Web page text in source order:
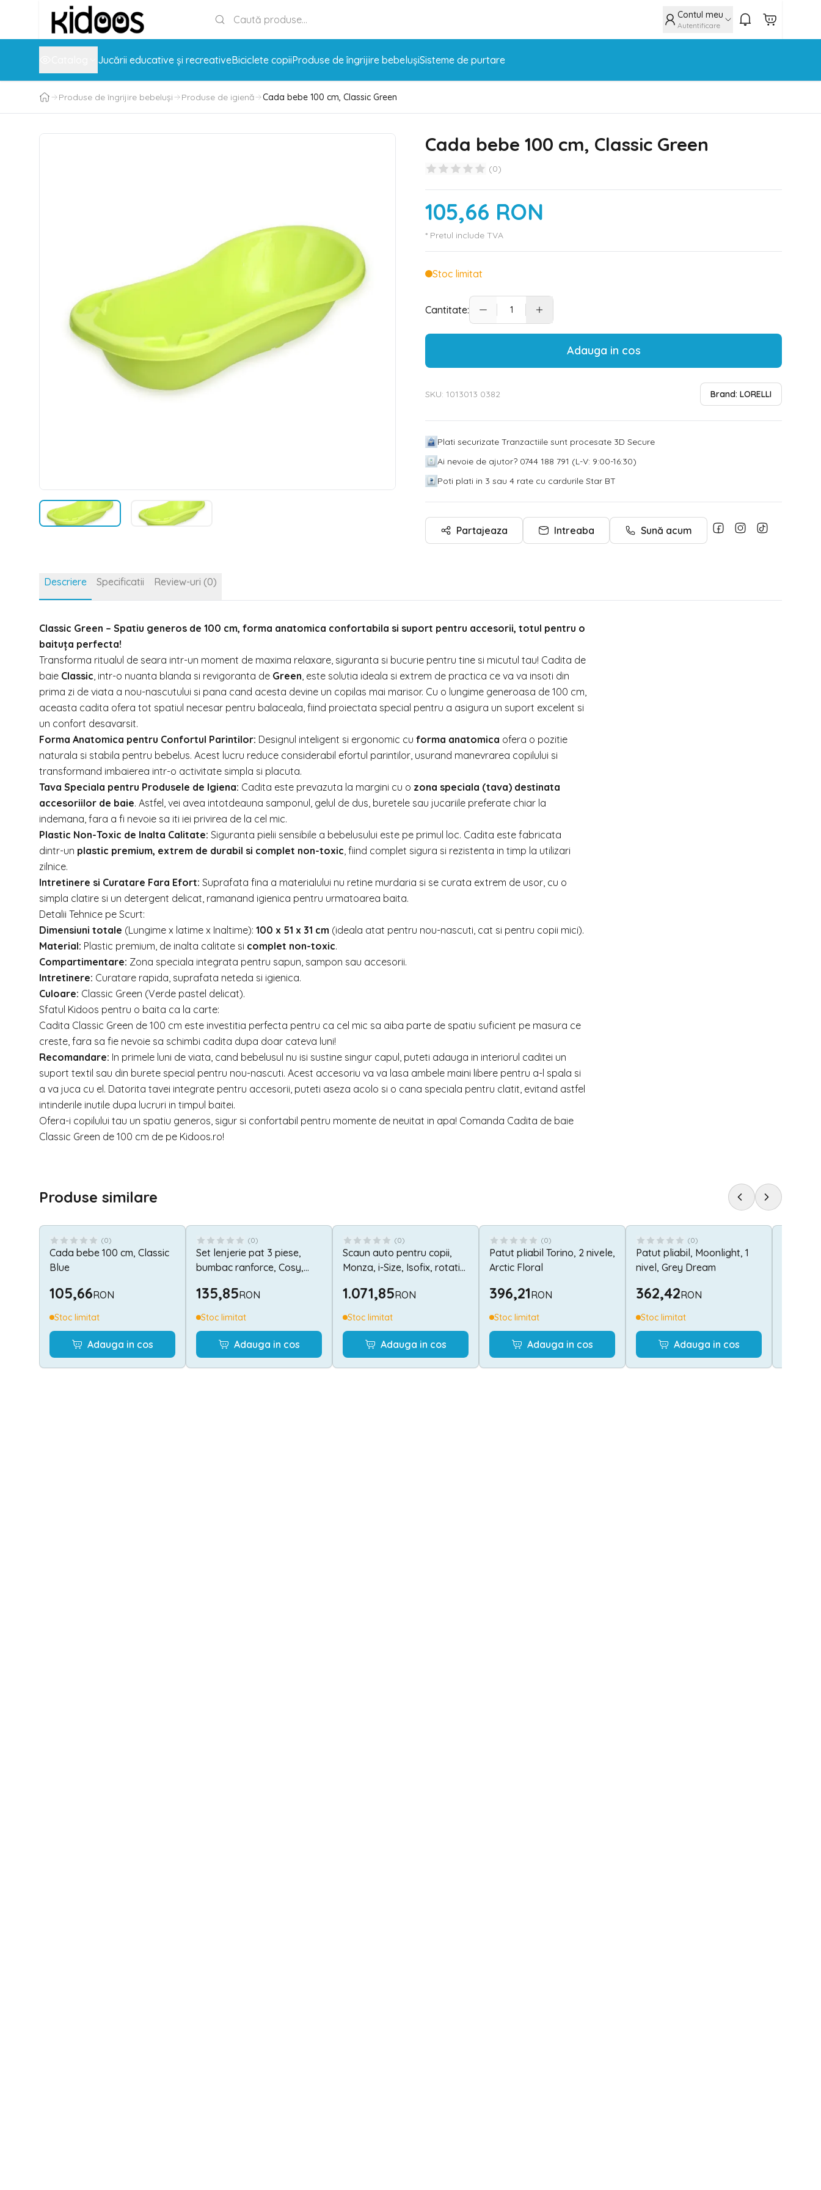
Contul meu
Autentificare
Jucării educative și recreativeBiciclete copiiProduse de îngrijire bebelușiSisteme de purtare
Produse de îngrijire bebeluși Produse de igienă Cada bebe 100 cm, Classic Green
Cada bebe 100 cm, Classic Green
(0)
105,66 RON
* Pretul include TVA
Stoc limitat
Cantitate:
Adauga in cos
SKU: 1013013 0382 Brand: LORELLI
Plati securizate Tranzactiile sunt procesate 3D Secure
Ai nevoie de ajutor? 0744 188 791 (L-V: 9:00-16:30)
Poti plati in 3 sau 4 rate cu cardurile Star BT
Partajeaza Intreaba Sună acum
Descriere Specificatii Review-uri (0)
Classic Green – Spatiu generos de 100 cm, forma anatomica confortabila si suport pentru accesorii, totul pentru o
baituța perfecta!
Transforma ritualul de seara intr-un moment de maxima relaxare, siguranta si bucurie pentru tine si micutul tau! Cadita de
baie Classic, intr-o nuanta blanda si revigoranta de Green, este solutia ideala si extrem de practica ce va va insoti din
prima zi de viata a nou-nascutului si pana cand acesta devine un copilas mai marisor. Cu o lungime generoasa de 100 cm,
aceasta cadita ofera tot spatiul necesar pentru balaceala, fiind proiectata special pentru a asigura un suport excelent si
un confort desavarsit.
Forma Anatomica pentru Confortul Parintilor: Designul inteligent si ergonomic cu forma anatomica ofera o pozitie
naturala si stabila pentru bebelus. Acest lucru reduce considerabil efortul parintilor, usurand manevrarea copilului si
transformand imbaierea intr-o activitate simpla si placuta.
Tava Speciala pentru Produsele de Igiena: Cadita este prevazuta la margini cu o zona speciala (tava) destinata
accesoriilor de baie. Astfel, vei avea intotdeauna samponul, gelul de dus, buretele sau jucariile preferate chiar la
indemana, fara a fi nevoie sa iti iei privirea de la cel mic.
Plastic Non-Toxic de Inalta Calitate: Siguranta pielii sensibile a bebelusului este pe primul loc. Cadita este fabricata
dintr-un plastic premium, extrem de durabil si complet non-toxic, fiind complet sigura si rezistenta in timp la utilizari
zilnice.
Intretinere si Curatare Fara Efort: Suprafata fina a materialului nu retine murdaria si se curata extrem de usor, cu o
simpla clatire si un detergent delicat, ramanand igienica pentru urmatoarea baita.
Detalii Tehnice pe Scurt:
Dimensiuni totale (Lungime x latime x Inaltime): 100 x 51 x 31 cm (ideala atat pentru nou-nascuti, cat si pentru copii mici).
Material: Plastic premium, de inalta calitate si complet non-toxic.
Compartimentare: Zona speciala integrata pentru sapun, sampon sau accesorii.
Intretinere: Curatare rapida, suprafata neteda si igienica.
Culoare: Classic Green (Verde pastel delicat).
Sfatul Kidoos pentru o baita ca la carte:
Cadita Classic Green de 100 cm este investitia perfecta pentru ca cel mic sa aiba parte de spatiu suficient pe masura ce
creste, fara sa fie nevoie sa schimbi cadita dupa doar cateva luni!
Recomandare: In primele luni de viata, cand bebelusul nu isi sustine singur capul, puteti adauga in interiorul caditei un
suport textil sau din burete special pentru nou-nascuti. Acest accesoriu va va lasa ambele maini libere pentru a-l spala si
a va juca cu el. Datorita tavei integrate pentru accesorii, puteti aseza acolo si o cana speciala pentru clatit, evitand astfel
intinderile inutile dupa lucruri in timpul baitei.
Ofera-i copilului tau un spatiu generos, sigur si confortabil pentru momente de neuitat in apa! Comanda Cadita de baie
Classic Green de 100 cm de pe Kidoos.ro!
Produse similare
(0)
Cada bebe 100 cm, Classic
Blue
105,66RON
Stoc limitat
Adauga in cos
(0)
Set lenjerie pat 3 piese,
bumbac ranforce, Cosy,
135,85RON
Stoc limitat
Adauga in cos
(0)
Scaun auto pentru copii,
Monza, i-Size, Isofix, rotativ,
40-150 cm, Grey
1.071,85RON
Stoc limitat
Adauga in cos
(0)
Patut pliabil Torino, 2 nivele,
Arctic Floral
396,21RON
Stoc limitat
Adauga in cos
(0)
Patut pliabil, Moonlight, 1
nivel, Grey Dream
362,42RON
Stoc limitat
Adauga in cos